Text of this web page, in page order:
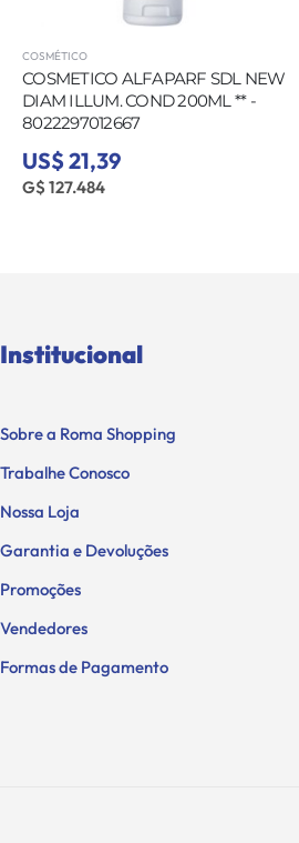
COSMÉTICO
COSMETICO ALFAPARF SDL NEW
DIAM ILLUM. COND 200ML ** -
8022297012667
US$ 21,39
G$ 127.484
Institucional
Sobre a Roma Shopping
Trabalhe Conosco
Nossa Loja
Garantia e Devoluções
Promoções
Vendedores
Formas de Pagamento